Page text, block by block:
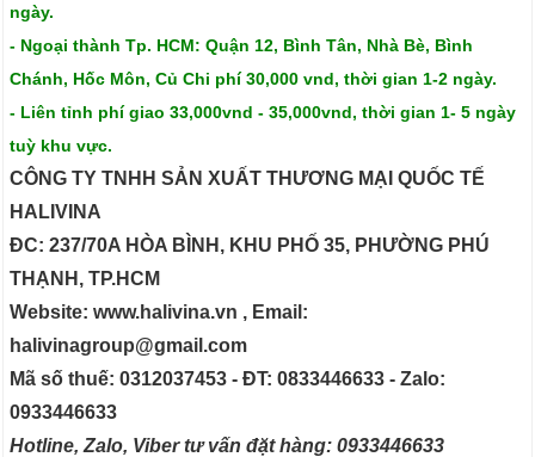
ngày.
- Ngoại thành Tp. HCM: Quận 12, Bình Tân, Nhà Bè, Bình
Chánh, Hốc Môn, Củ Chi phí 30,000 vnd, thời gian 1-2 ngày.
- Liên tỉnh phí giao 33,000vnd - 35,000vnd, thời gian 1- 5 ngày
tuỳ khu vực.
CÔNG TY TNHH SẢN XUẤT THƯƠNG MẠI QUỐC TẾ
HALIVINA
ĐC: 237/70A HÒA BÌNH, KHU PHỐ 35, PHƯỜNG PHÚ
THẠNH, TP.HCM
Website: www.halivina.vn , Email:
halivinagroup@gmail.com
Mã số thuế: 0312037453 - ĐT: 0833446633 - Zalo:
0933446633
Hotline, Zalo, Viber tư vấn đặt hàng: 0933446633